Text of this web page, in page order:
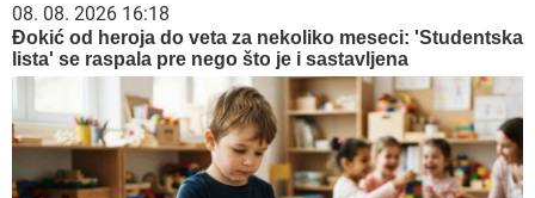
08. 08. 2026 16:18
Đokić od heroja do veta za nekoliko meseci: 'Studentska
lista' se raspala pre nego što je i sastavljena